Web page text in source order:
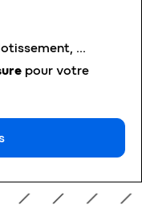
…
pour votre